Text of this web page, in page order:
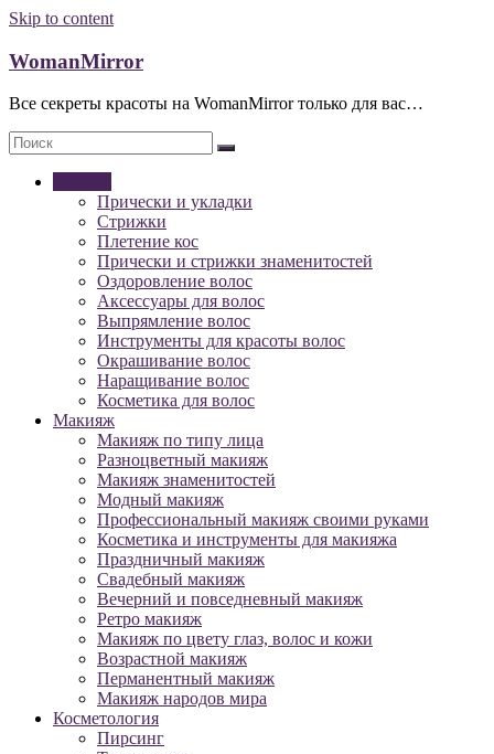
Skip to content
WomanMirror
Все секреты красоты на WomanMirror только для вас…
Прически и укладки
Стрижки
Плетение кос
Прически и стрижки знаменитостей
Оздоровление волос
Аксессуары для волос
Выпрямление волос
Инструменты для красоты волос
Окрашивание волос
Наращивание волос
Косметика для волос
Макияж
Макияж по типу лица
Разноцветный макияж
Макияж знаменитостей
Модный макияж
Профессиональный макияж своими руками
Косметика и инструменты для макияжа
Праздничный макияж
Свадебный макияж
Вечерний и повседневный макияж
Ретро макияж
Макияж по цвету глаз, волос и кожи
Возрастной макияж
Перманентный макияж
Макияж народов мира
Косметология
Пирсинг